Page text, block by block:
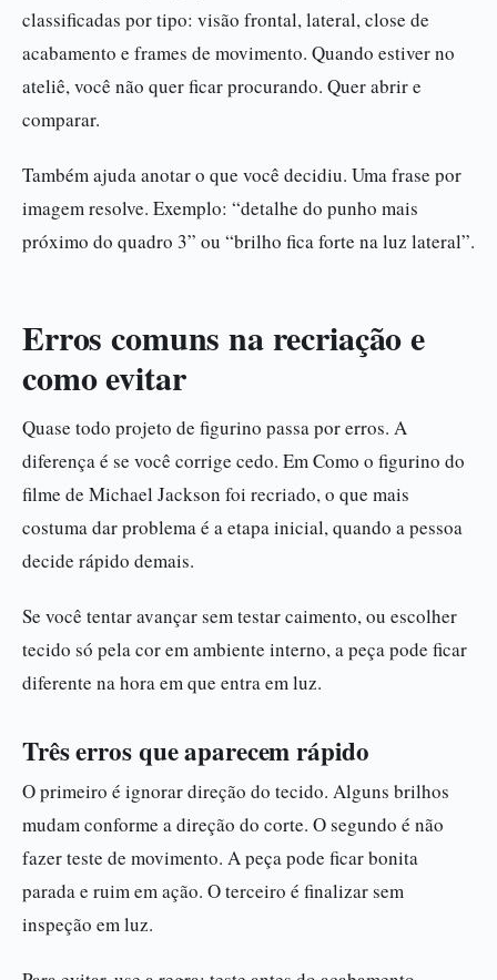
classificadas por tipo: visão frontal, lateral, close de
acabamento e frames de movimento. Quando estiver no
ateliê, você não quer ficar procurando. Quer abrir e
comparar.
Também ajuda anotar o que você decidiu. Uma frase por
imagem resolve. Exemplo: “detalhe do punho mais
próximo do quadro 3” ou “brilho fica forte na luz lateral”.
Erros comuns na recriação e
como evitar
Quase todo projeto de figurino passa por erros. A
diferença é se você corrige cedo. Em Como o figurino do
filme de Michael Jackson foi recriado, o que mais
costuma dar problema é a etapa inicial, quando a pessoa
decide rápido demais.
Se você tentar avançar sem testar caimento, ou escolher
tecido só pela cor em ambiente interno, a peça pode ficar
diferente na hora em que entra em luz.
Três erros que aparecem rápido
O primeiro é ignorar direção do tecido. Alguns brilhos
mudam conforme a direção do corte. O segundo é não
fazer teste de movimento. A peça pode ficar bonita
parada e ruim em ação. O terceiro é finalizar sem
inspeção em luz.